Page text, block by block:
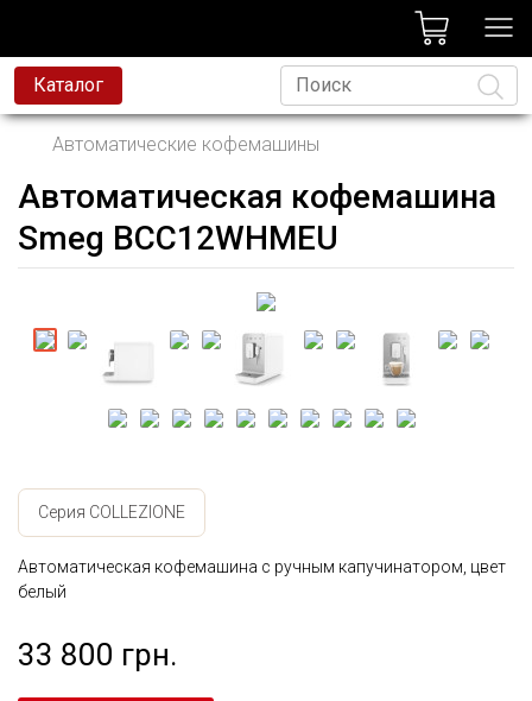
Каталог
Язык
Автоматические кофемашины
Автоматическая кофемашина
Smeg BCC12WHMEU
Серия COLLEZIONE
Автоматическая кофемашина с ручным капучинатором, цвет
белый
33 800 грн.